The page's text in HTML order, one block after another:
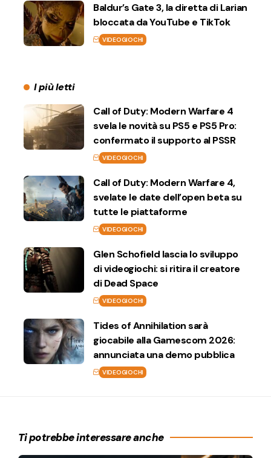
Baldur’s Gate 3, la diretta di Larian
bloccata da YouTube e TikTok
VIDEOGIOCHI
I più letti
Call of Duty: Modern Warfare 4
svela le novità su PS5 e PS5 Pro:
confermato il supporto al PSSR
VIDEOGIOCHI
Call of Duty: Modern Warfare 4,
svelate le date dell’open beta su
tutte le piattaforme
VIDEOGIOCHI
Glen Schofield lascia lo sviluppo
di videogiochi: si ritira il creatore
di Dead Space
VIDEOGIOCHI
Tides of Annihilation sarà
giocabile alla Gamescom 2026:
annunciata una demo pubblica
VIDEOGIOCHI
Ti potrebbe interessare anche